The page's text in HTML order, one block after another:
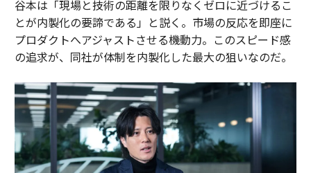
谷本は「現場と技術の距離を限りなくゼロに近づけるこ
とが内製化の要諦である」と説く。市場の反応を即座に
プロダクトへアジャストさせる機動力。このスピード感
の追求が、同社が体制を内製化した最大の狙いなのだ。